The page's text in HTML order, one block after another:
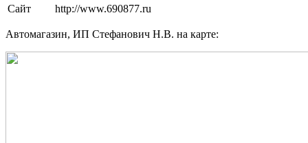
Сайт
http://www.690877.ru
Автомагазин, ИП Стефанович Н.В. на карте: